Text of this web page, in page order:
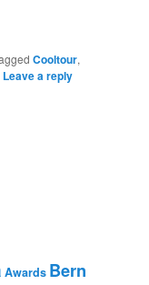
Cooltour,
Leave a reply
Awards Bern